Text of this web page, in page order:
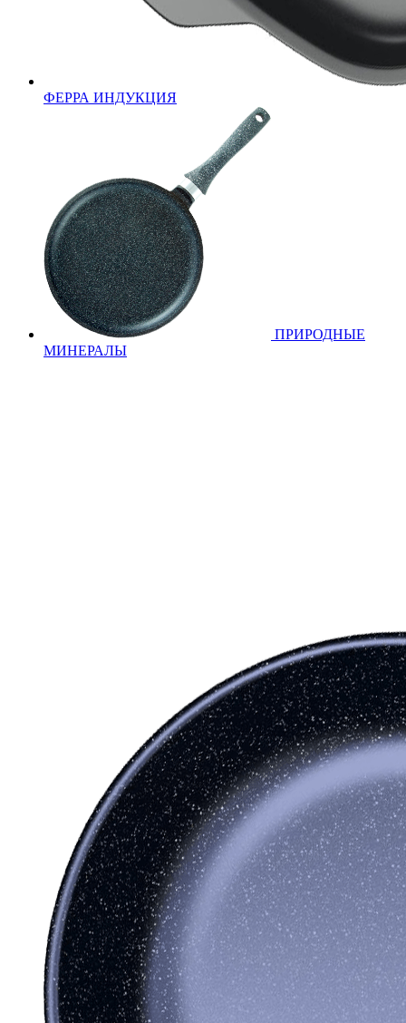
ФЕРРА ИНДУКЦИЯ
ПРИРОДНЫЕ
МИНЕРАЛЫ